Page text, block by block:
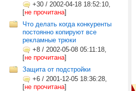
+30 / 2002-04-18 18:52:10,
[не прочитана]
Что делать когда конкуренты
постоянно копируют все
рекламные трюки
+8 / 2002-05-08 05:11:18,
[не прочитана]
Защита от подстройки
+6 / 2001-12-05 18:36:28,
[не прочитана]